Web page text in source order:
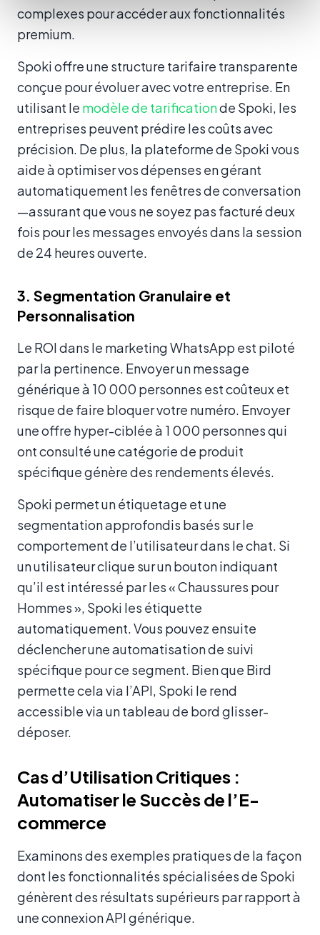
complexes pour accéder aux fonctionnalités
premium.
Spoki offre une structure tarifaire transparente
conçue pour évoluer avec votre entreprise. En
utilisant le modèle de tarificationde Spoki, les
entreprises peuvent prédire les coûts avec
précision. De plus, la plateforme de Spoki vous
aide à optimiser vos dépenses en gérant
automatiquement les fenêtres de conversation
—assurant que vous ne soyez pas facturé deux
fois pour les messages envoyés dans la session
de 24 heures ouverte.
3. Segmentation Granulaire et
Personnalisation
Le ROI dans le marketing WhatsApp est piloté
par la pertinence. Envoyer un message
générique à 10 000 personnes est coûteux et
risque de faire bloquer votre numéro. Envoyer
une offre hyper-ciblée à 1 000 personnes qui
ont consulté une catégorie de produit
spécifique génère des rendements élevés.
Spoki permet un étiquetage et une
segmentation approfondis basés sur le
comportement de l’utilisateur dans le chat. Si
un utilisateur clique sur un bouton indiquant
qu’il est intéressé par les « Chaussures pour
Hommes », Spoki les étiquette
automatiquement. Vous pouvez ensuite
déclencher une automatisation de suivi
spécifique pour ce segment. Bien que Bird
permette cela via l’API, Spoki le rend
accessible via un tableau de bord glisser-
déposer.
Cas d’Utilisation Critiques :
Automatiser le Succès de l’E-
commerce
Examinons des exemples pratiques de la façon
dont les fonctionnalités spécialisées de Spoki
génèrent des résultats supérieurs par rapport à
une connexion API générique.